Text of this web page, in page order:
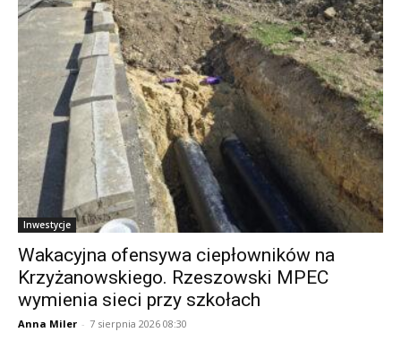
Inwestycje
Wakacyjna ofensywa ciepłowników na
Krzyżanowskiego. Rzeszowski MPEC
wymienia sieci przy szkołach
Anna Miler - 7 sierpnia 2026 08:30